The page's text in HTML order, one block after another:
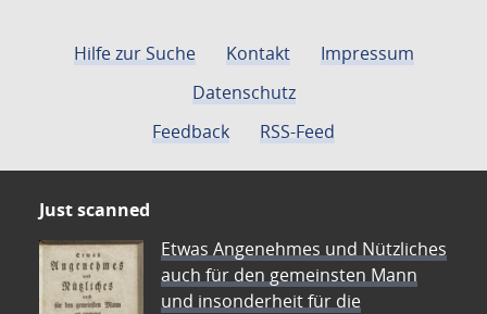
Hilfe zur Suche Kontakt
Impressum
Datenschutz
Feedback
RSS-Feed
Just scanned
Etwas Angenehmes und Nützliches
auch für den gemeinsten Mann
und insonderheit für die